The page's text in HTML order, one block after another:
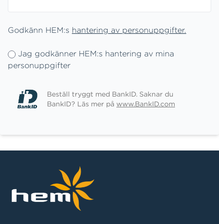
Godkänn HEM:s hantering av personuppgifter.
Jag godkänner HEM:s hantering av mina
personuppgifter
Beställ tryggt med BankID. Saknar du
BankID? Läs mer på www.BankID.com